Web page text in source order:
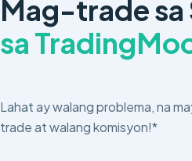
Mag-trade
sa
Lahat ay walang problema, na
trade at walang komisyon!*